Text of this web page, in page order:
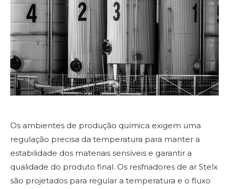
Os ambientes de produção química exigem uma
regulação precisa da temperatura para manter a
estabilidade dos materiais sensíveis e garantir a
qualidade do produto final. Os resfriadores de ar Stelx
são projetados para regular a temperatura e o fluxo